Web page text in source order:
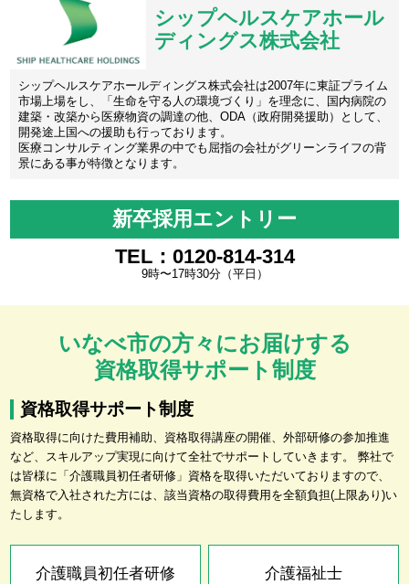
シップヘルスケアホール
ディングス株式会社
シップヘルスケアホールディングス株式会社は2007年に東証プライム
市場上場をし、「生命を守る人の環境づくり」を理念に、国内病院の
建築・改築から医療物資の調達の他、ODA（政府開発援助）として、
開発途上国への援助も行っております。
医療コンサルティング業界の中でも屈指の会社がグリーンライフの背
景にある事が特徴となります。
新卒採用エントリー
TEL：0120-814-314
9時〜17時30分（平日）
いなべ市の方々にお届けする
資格取得サポート制度
資格取得サポート制度
資格取得に向けた費用補助、資格取得講座の開催、外部研修の参加推進
など、スキルアップ実現に向けて全社でサポートしていきます。 弊社で
は皆様に「介護職員初任者研修」資格を取得いただいておりますので、
無資格で入社された方には、該当資格の取得費用を全額負担(上限あり)い
たします。
介護職員初任者研修 介護福祉士